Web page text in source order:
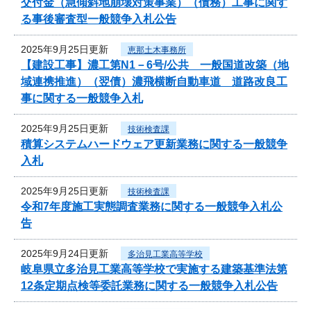
る事後審査型一般競争入札公告
2025年9月25日更新 恵那土木事務所
【建設工事】濃工第N1－6号/公共 一般国道改築（地
域連携推進）（翌債）濃飛横断自動車道 道路改良工
事に関する一般競争入札
2025年9月25日更新 技術検査課
積算システムハードウェア更新業務に関する一般競争
入札
2025年9月25日更新 技術検査課
令和7年度施工実態調査業務に関する一般競争入札公
告
2025年9月24日更新 多治見工業高等学校
岐阜県立多治見工業高等学校で実施する建築基準法第
12条定期点検等委託業務に関する一般競争入札公告